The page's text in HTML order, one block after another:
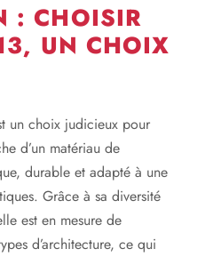
: CHOISIR
UN CHOIX
un choix judicieux pour
d’un matériau de
durable et adapté à une
Grâce à sa diversité
est en mesure de
d’architecture, ce qui